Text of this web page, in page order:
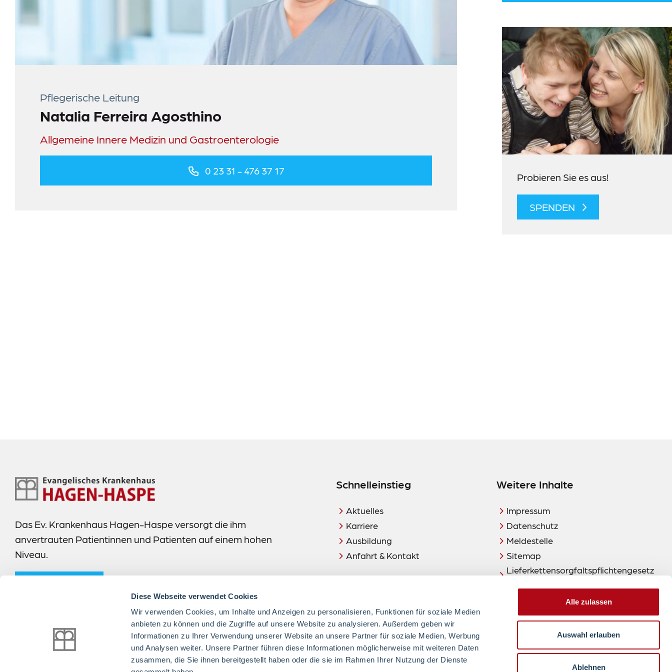
Diese Webseite verwendet Cookies
Wir verwenden Cookies, um Inhalte und Anzeigen zu personalisieren, Funktionen für soziale Medien
anbieten zu können und die Zugriffe auf unsere Website zu analysieren. Außerdem geben wir
Informationen zu Ihrer Verwendung unserer Website an unsere Partner für soziale Medien, Werbung
und Analysen weiter. Unsere Partner führen diese Informationen möglicherweise mit weiteren Daten
zusammen, die Sie ihnen bereitgestellt haben oder die sie im Rahmen Ihrer Nutzung der Dienste
Alle zulassen
Auswahl erlauben
Ablehnen
Sitemap
Pflegerische Leitung
Natalia Ferreira Agosthino
Allgemeine Innere Medizin und Gastroenterologie
0 23 31 - 476 37 17
Probieren Sie es aus!
SPENDEN
Footer-
Navigation
Das Ev. Krankenhaus Hagen-Haspe versorgt die ihm
anvertrauten Patientinnen und Patienten auf einem hohen
Niveau.
Schnelleinstieg
Aktuelles
Karriere
Ausbildung
Anfahrt & Kontakt
Weitere Inhalte
Impressum
Datenschutz
Meldestelle
Sitemap
Lieferkettensorgfaltspflichtengesetz
(LkSG)
Folgen Sie uns:
Hinweis:
zuletzt geändert am 28.02.2024
zum Seitenanfang